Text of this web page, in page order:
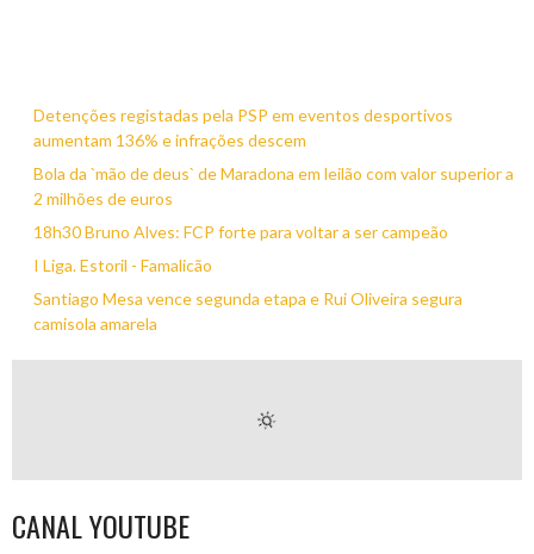
Detenções registadas pela PSP em eventos desportivos
aumentam 136% e infrações descem
Bola da `mão de deus` de Maradona em leilão com valor superior a
2 milhões de euros
18h30 Bruno Alves: FCP forte para voltar a ser campeão
I Liga. Estoril - Famalicão
Santiago Mesa vence segunda etapa e Rui Oliveira segura
camisola amarela
CANAL YOUTUBE